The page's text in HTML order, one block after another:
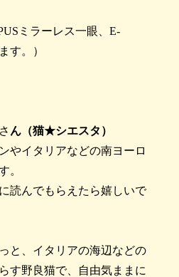
ミラーレス一眼、E-
す。）
さ ん（猫★シエスタ）
やイタリアなどの南ヨーロ
。
読んでもらえたら嬉しいで
と、イタリアの海辺などの
す野良猫で、自由気ままに